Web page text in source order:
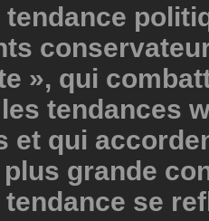
tendance
», qui
tendances
et qui
grande
se